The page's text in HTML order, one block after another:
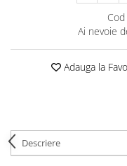
Ai nevoie
Adauga la
Descriere